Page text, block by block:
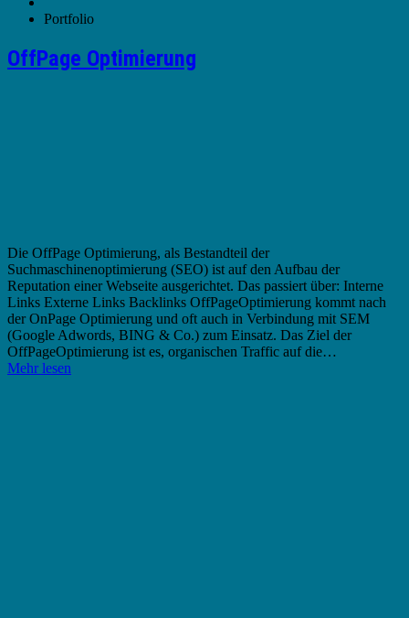
Portfolio
OffPage Optimierung
Die OffPage Optimierung, als Bestandteil der
Suchmaschinenoptimierung (SEO) ist auf den Aufbau der
Reputation einer Webseite ausgerichtet. Das passiert über: Interne
Links Externe Links Backlinks OffPageOptimierung kommt nach
der OnPage Optimierung und oft auch in Verbindung mit SEM
(Google Adwords, BING & Co.) zum Einsatz. Das Ziel der
OffPageOptimierung ist es, organischen Traffic auf die…
Mehr lesen